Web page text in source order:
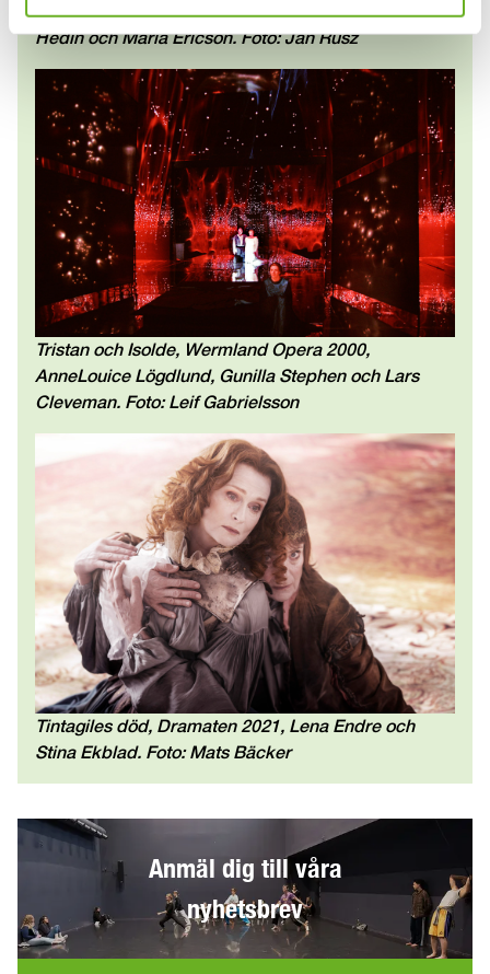
Hemliga rum, Teater Schahrazad 1982, Martha
Hedin och Maria Ericson. Foto: Jan Rüsz
Tristan och Isolde, Wermland Opera 2000,
AnneLouice Lögdlund, Gunilla Stephen och Lars
Cleveman. Foto: Leif Gabrielsson
Tintagiles död, Dramaten 2021, Lena Endre och
Stina Ekblad. Foto: Mats Bäcker
Anmäl dig till våra
nyhetsbrev